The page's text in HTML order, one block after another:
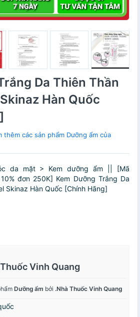
Da Thiên Thần
Hàn Quốc
thêm các sản phẩm Dưỡng ẩm của
da mặt > Kem dưỡng ẩm || [Mã
10% đơn 250K] Kem Dưỡng Trắng Da
Skinaz Hàn Quốc [Chính Hãng]
Vinh Quang
Dưỡng ẩm bởi .Nhà Thuốc Vinh Quang